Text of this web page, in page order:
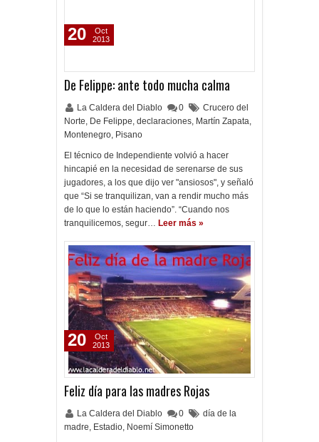
De Felippe: ante todo mucha calma
La Caldera del Diablo 0
Crucero del
Norte, De Felippe, declaraciones, Martín Zapata,
Montenegro, Pisano
El técnico de Independiente volvió a hacer
hincapié en la necesidad de serenarse de sus
jugadores, a los que dijo ver "ansiosos", y señaló
que “Si se tranquilizan, van a rendir mucho más
de lo que lo están haciendo”. “Cuando nos
tranquilicemos, segur… Leer más »
20
Oct
2013
Feliz día para las madres Rojas
La Caldera del Diablo 0
día de la
madre, Estadio, Noemí Simonetto
20
Oct
2013